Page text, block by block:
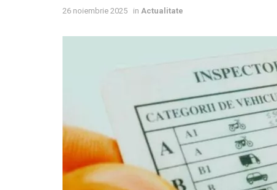
26 noiembrie 2025 in Actualitate